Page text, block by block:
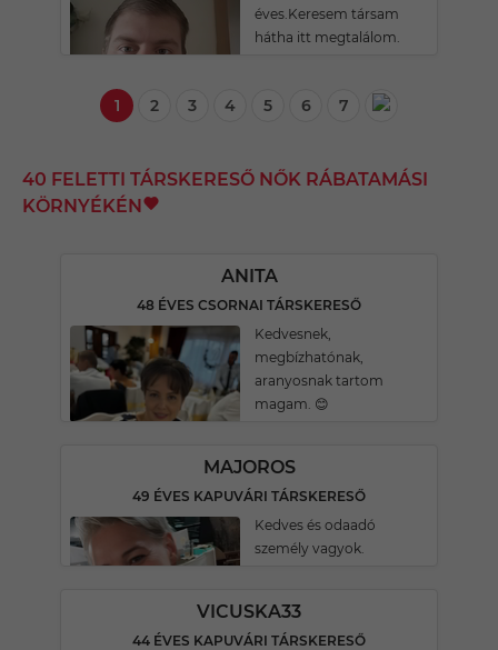
éves.Keresem társam
hátha itt megtalálom.
1 2 3 4 5 6 7
40 FELETTI TÁRSKERESŐ NŐK RÁBATAMÁSI
KÖRNYÉKÉN
ANITA
48 ÉVES CSORNAI TÁRSKERESŐ
Kedvesnek,
megbízhatónak,
aranyosnak tartom
magam. 😊
MAJOROS
49 ÉVES KAPUVÁRI TÁRSKERESŐ
Kedves és odaadó
személy vagyok.
VICUSKA33
44 ÉVES KAPUVÁRI TÁRSKERESŐ